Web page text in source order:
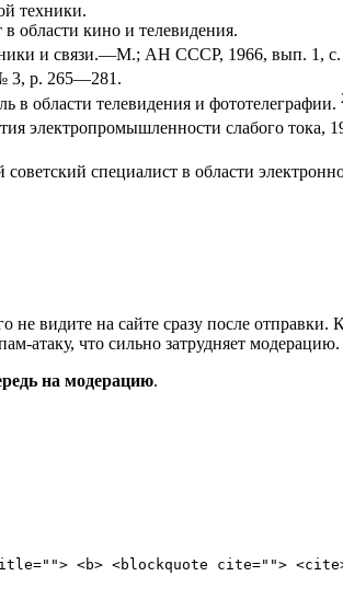
техники.
области кино и телевидения.
и связи.—М.; АН СССР, 1966, вып. 1, с.
3, p. 265—281.
в области телевидения и фототелеграфии.
электропромышлен­ности слабого
специалист в об­ласти
не видите на сайте сразу после
атаку, что сильно затрудняет модерацию.
на модерацию.
<b> <blockquote cite=""> <cite>